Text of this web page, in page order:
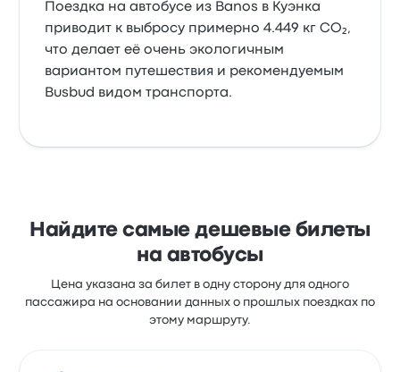
Поездка на автобусе из Banos в Куэнка
приводит к выбросу примерно 4.449 кг CO₂,
что делает её очень экологичным
вариантом путешествия и рекомендуемым
Busbud видом транспорта.
Найдите самые дешевые билеты
на автобусы
Цена указана за билет в одну сторону для одного
пассажира на основании данных о прошлых поездках по
этому маршруту.